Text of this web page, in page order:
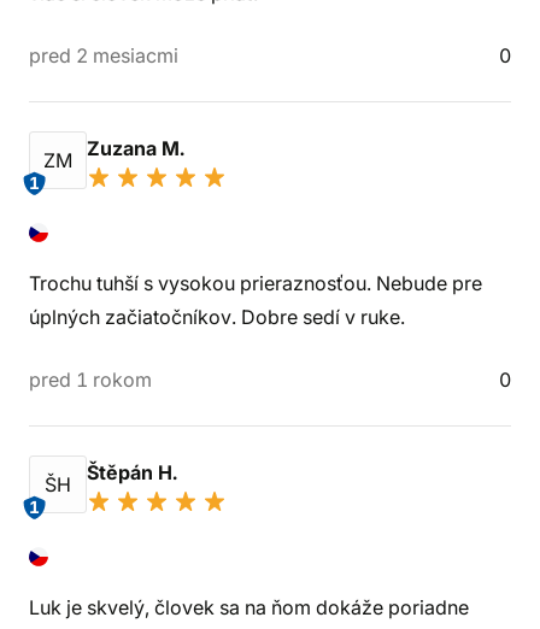
pred 2 mesiacmi 0
ZM
1
Zuzana M.
Trochu tuhší s vysokou prieraznosťou. Nebude pre
úplných začiatočníkov. Dobre sedí v ruke.
pred 1 rokom 0
ŠH
1
Štěpán H.
Luk je skvelý, človek sa na ňom dokáže poriadne